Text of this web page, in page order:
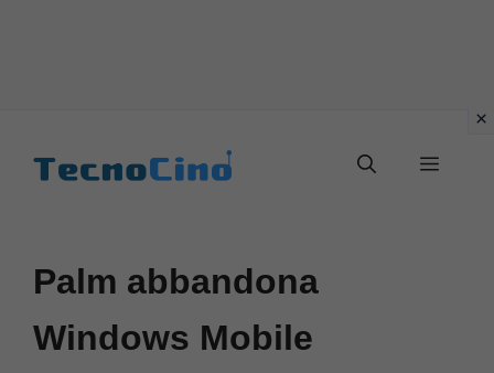
Menu
Palm abbandona
Windows Mobile